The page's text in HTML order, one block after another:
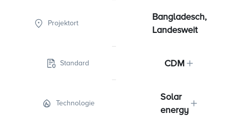
Projektort
Bangladesch,
Landesweit
Standard CDM
Technologie
Solar
energy